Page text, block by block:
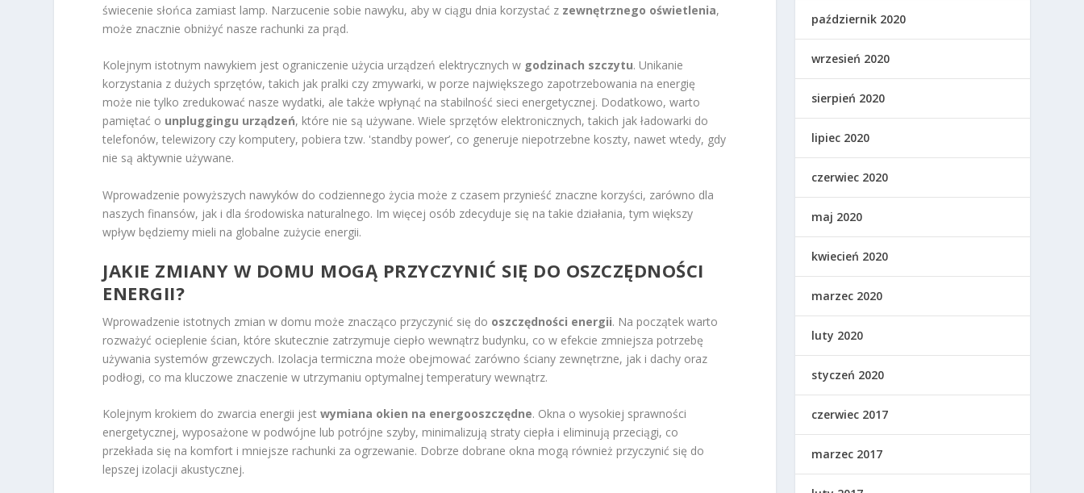
świecenie słońca zamiast lamp. Narzucenie sobie nawyku, aby w ciągu dnia korzystać z zewnętrznego oświetlenia,
może znacznie obniżyć nasze rachunki za prąd.
Kolejnym istotnym nawykiem jest ograniczenie użycia urządzeń elektrycznych w godzinach szczytu. Unikanie
korzystania z dużych sprzętów, takich jak pralki czy zmywarki, w porze największego zapotrzebowania na energię
może nie tylko zredukować nasze wydatki, ale także wpłynąć na stabilność sieci energetycznej. Dodatkowo, warto
pamiętać o unpluggingu urządzeń, które nie są używane. Wiele sprzętów elektronicznych, takich jak ładowarki do
telefonów, telewizory czy komputery, pobiera tzw. 'standby power’, co generuje niepotrzebne koszty, nawet wtedy, gdy
nie są aktywnie używane.
Wprowadzenie powyższych nawyków do codziennego życia może z czasem przynieść znaczne korzyści, zarówno dla
naszych finansów, jak i dla środowiska naturalnego. Im więcej osób zdecyduje się na takie działania, tym większy
wpływ będziemy mieli na globalne zużycie energii.
JAKIE ZMIANY W DOMU MOGĄ PRZYCZYNIĆ SIĘ DO OSZCZĘDNOŚCI
ENERGII?
Wprowadzenie istotnych zmian w domu może znacząco przyczynić się do oszczędności energii. Na początek warto
rozważyć ocieplenie ścian, które skutecznie zatrzymuje ciepło wewnątrz budynku, co w efekcie zmniejsza potrzebę
używania systemów grzewczych. Izolacja termiczna może obejmować zarówno ściany zewnętrzne, jak i dachy oraz
podłogi, co ma kluczowe znaczenie w utrzymaniu optymalnej temperatury wewnątrz.
Kolejnym krokiem do zwarcia energii jestwymiana okien na energooszczędne. Okna o wysokiej sprawności
energetycznej, wyposażone w podwójne lub potrójne szyby, minimalizują straty ciepła i eliminują przeciągi, co
przekłada się na komfort i mniejsze rachunki za ogrzewanie. Dobrze dobrane okna mogą również przyczynić się do
lepszej izolacji akustycznej.
październik 2020
wrzesień 2020
sierpień 2020
lipiec 2020
czerwiec 2020
maj 2020
kwiecień 2020
marzec 2020
luty 2020
styczeń 2020
czerwiec 2017
marzec 2017